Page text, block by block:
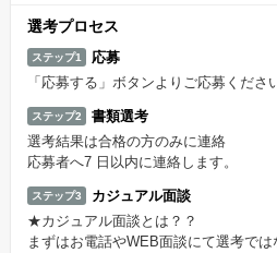
選考プロセス
ステップ1
応募
「応募する」ボタンよりご応募くださ
ステップ2
書類選考
選考結果は合格の方のみに連絡
応募者へ7 日以内に連絡します。
ステップ3
カジュアル面談
★カジュアル面談とは？？
まずはお電話やWEB面談にて選考で